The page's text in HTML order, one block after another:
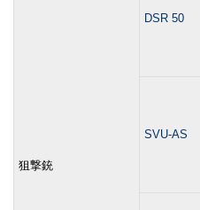
狙撃銃
DSR 50
SVU-AS